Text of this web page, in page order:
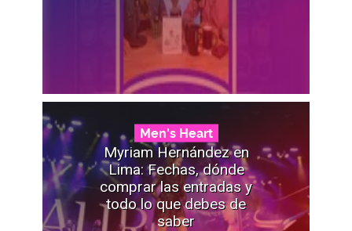
Men's Heart
Myriam Hernández en
Lima: Fechas, dónde
comprar las entradas y
todo lo que debes de
saber